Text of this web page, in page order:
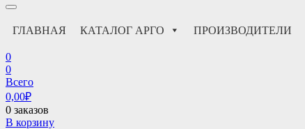
ГЛАВНАЯ
КАТАЛОГ АРГО ПРОИЗВОДИТЕЛИ
0
0
Всего
0,00₽
0 заказов
В корзину